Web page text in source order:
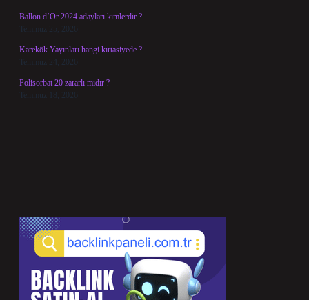
Ballon d’Or 2024 adayları kimlerdir ?
Temmuz 25, 2026
Karekök Yayınları hangi kırtasiyede ?
Temmuz 24, 2026
Polisorbat 20 zararlı mıdır ?
Temmuz 18, 2026